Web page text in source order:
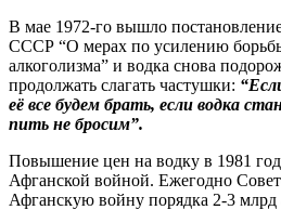
В мае 1972-го вышло
СССР “О мерах по усилению
алкоголизма” и водка снова
продолжать слагать частушки:
её все будем брать, если водка
пить не бросим”.
Повышение цен на водку в 1981
Афганской войной. Ежегодно
Афганскую войну порядка 2-3 млрд